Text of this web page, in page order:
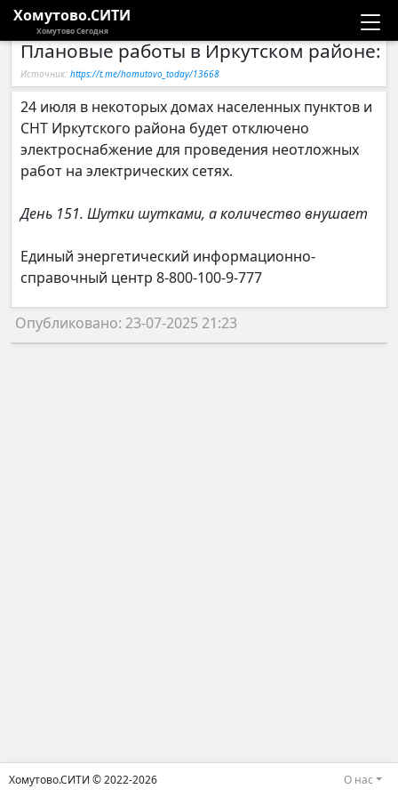
Хомутово.СИТИ
Хомутово Сегодня
Новости
Галерея
Плановые работы в Иркутском районе:
Источник: https://t.me/homutovo_today/13668
24 июля в некоторых домах населенных пунктов и
СНТ Иркутского района будет отключено
электроснабжение для проведения неотложных
работ на электрических сетях.
День 151. Шутки шутками, а количество внушает
Единый энергетический информационно-
справочный центр 8-800-100-9-777
Опубликовано: 23-07-2025 21:23
Хомутово.СИТИ © 2022-2026 О нас